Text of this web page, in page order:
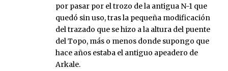
por pasar por el trozo de la antigua N-1 que
quedó sin uso, tras la pequeña modificación
del trazado que se hizo a la altura del puente
del Topo, más o menos donde supongo que
hace años estaba el antiguo apeadero de
Arkale.